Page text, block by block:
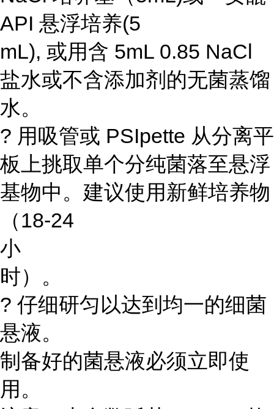
API 悬浮培养(5
mL), 或用含 5mL 0.85 NaCl
盐水或不含添加剂的无菌蒸馏
水。
? 用吸管或 PSIpette 从分离平
板上挑取单个分纯菌落至悬浮
基物中。建议使用新鲜培养物
（18-24
小
时）。
? 仔细研匀以达到均一的细菌
悬液。
制备好的菌悬液必须立即使
用。